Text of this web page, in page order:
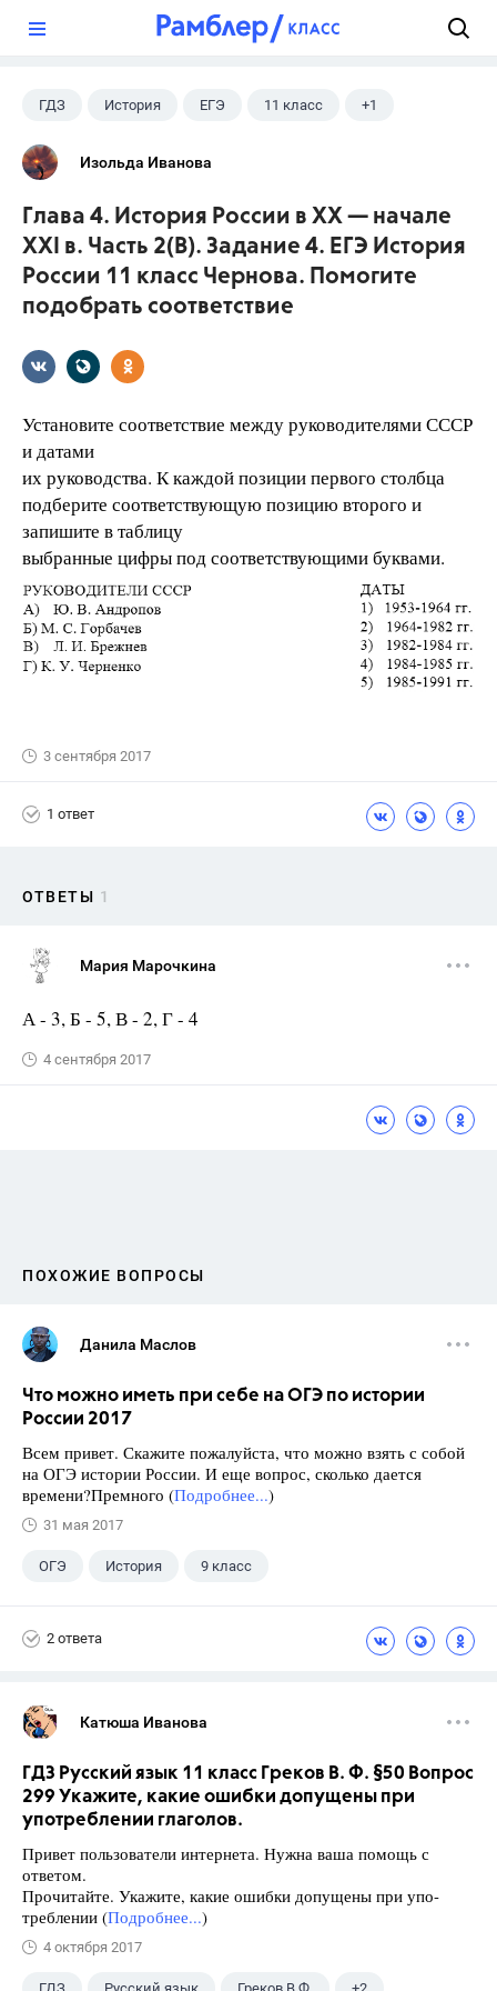
ГДЗ История ЕГЭ 11 класс +1
Чернова М.Н.
Изольда Иванова
Глава 4. История России в XX — начале
XXI в. Часть 2(B). Задание 4. ЕГЭ История
России 11 класс Чернова. Помогите
подобрать соответствие
Установите соответствие между руководителями СССР
и датами
их руководства. К каждой позиции первого столбца
подберите соответствующую позицию второго и
запишите в таблицу
выбранные цифры под соответствующими буквами.
3 сентября 2017
1 ответ
ОТВЕТЫ 1
Мария Марочкина
А - 3, Б - 5, В - 2, Г - 4
4 сентября 2017
ПОХОЖИЕ ВОПРОСЫ
Данила Маслов
Что можно иметь при себе на ОГЭ по истории
России 2017
Всем привет. Скажите пожалуйста, что можно взять с собой
на ОГЭ истории России. И еще вопрос, сколько дается
времени?Премного (Подробнее...)
31 мая 2017
ОГЭ История 9 класс
2 ответа
Катюша Иванова
ГДЗ Русский язык 11 класс Греков В. Ф. §50 Вопрос
299 Укажите, какие ошибки допущены при
употреблении глаголов.
Привет пользователи интернета. Нужна ваша помощь с
ответом.
Прочитайте. Укажите, какие ошибки допущены при упо-
треблении (Подробнее...)
4 октября 2017